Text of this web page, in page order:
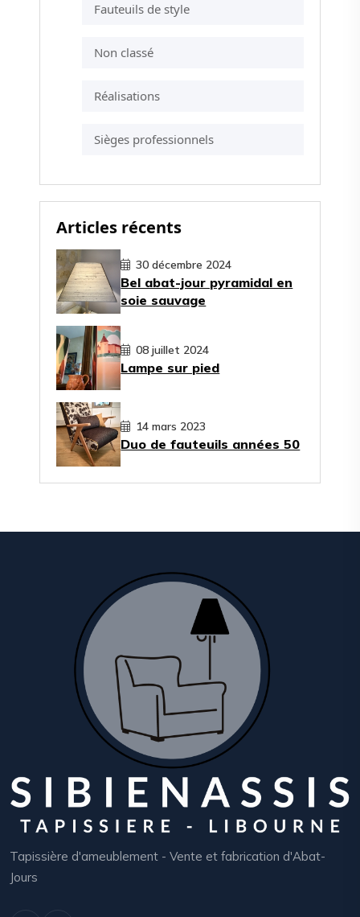
Fauteuils de style
Non classé
Réalisations
Sièges professionnels
Articles récents
30 décembre 2024
Bel abat-jour pyramidal en
soie sauvage
08 juillet 2024
Lampe sur pied
14 mars 2023
Duo de fauteuils années 50
Tapissière d'ameublement - Vente et fabrication d'Abat-
Jours